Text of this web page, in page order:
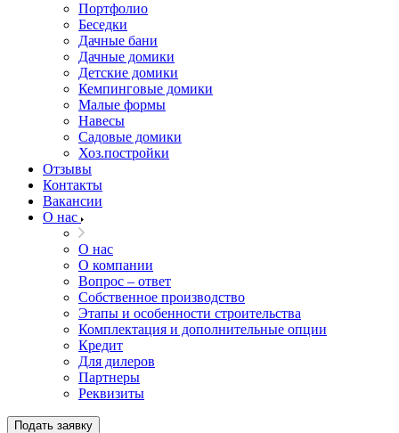
Портфолио
Беседки
Дачные бани
Дачные домики
Детские домики
Кемпинговые домики
Малые формы
Навесы
Садовые домики
Хоз.постройки
Отзывы
Контакты
Вакансии
О нас
О нас
О компании
Вопрос – ответ
Собственное производство
Этапы и особенности строительства
Комплектация и дополнительные опции
Кредит
Для дилеров
Партнеры
Реквизиты
Подать заявку